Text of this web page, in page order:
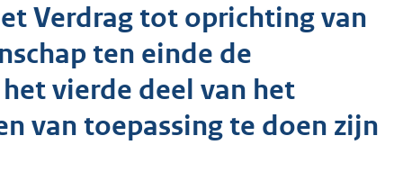
Verdrag tot oprichting van
ten einde de
vierde deel van het
van toepassing te doen zijn